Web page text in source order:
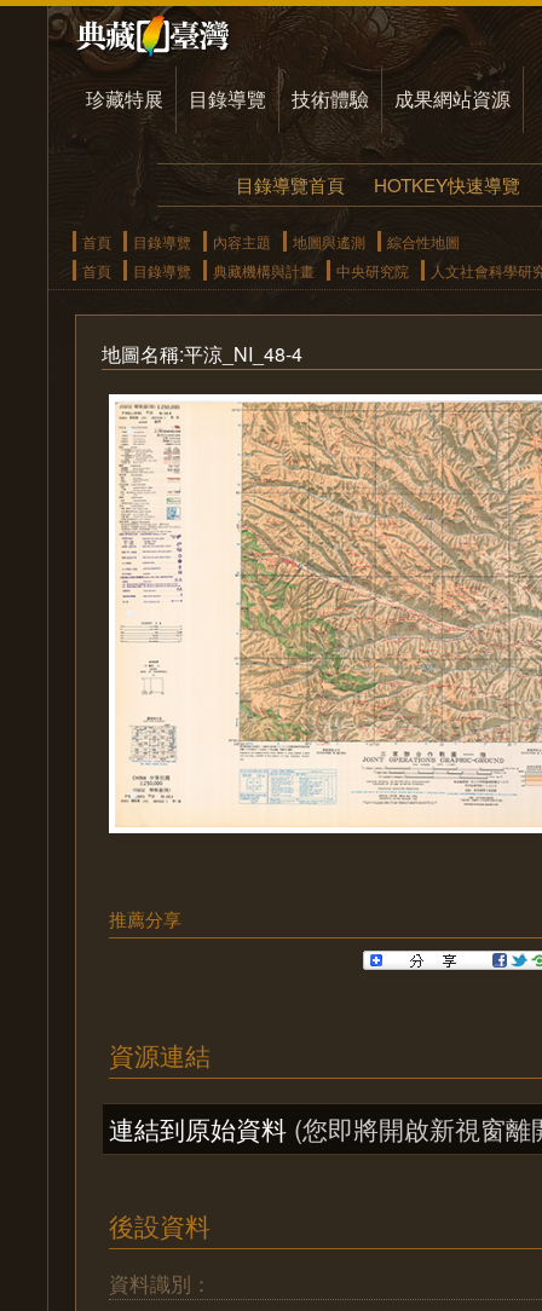
珍藏特展 目錄導覽 技術體驗 成果網站資源
目錄導覽首頁 HOTKEY快速導覽
首頁 目錄導覽 內容主題 地圖與遙測
綜合性地圖
首頁
目錄導覽 典藏機構與計畫 中央研究院 人文社會科學研
地圖名稱:平涼_NI_48-4
推薦分享
資源連結
連結到原始資料 (您即將開啟新視窗離
後設資料
資料識別：